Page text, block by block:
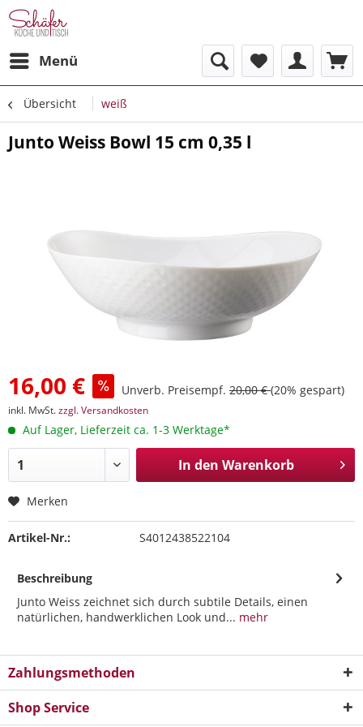
Menü
Übersicht weiß
Junto Weiss Bowl 15 cm 0,35 l
16,00 € Unverb. Preisempf. 20,00 €(20% gespart)
inkl. MwSt.zzgl. Versandkosten
Auf Lager, Lieferzeit ca. 1-3 Werktage*
In den Warenkorb
Merken
Artikel-Nr.: S4012438522104
Beschreibung
Junto Weiss zeichnet sich durch subtile Details, einen
natürlichen, handwerklichen Look und... mehr
Zahlungsmethoden
Shop Service